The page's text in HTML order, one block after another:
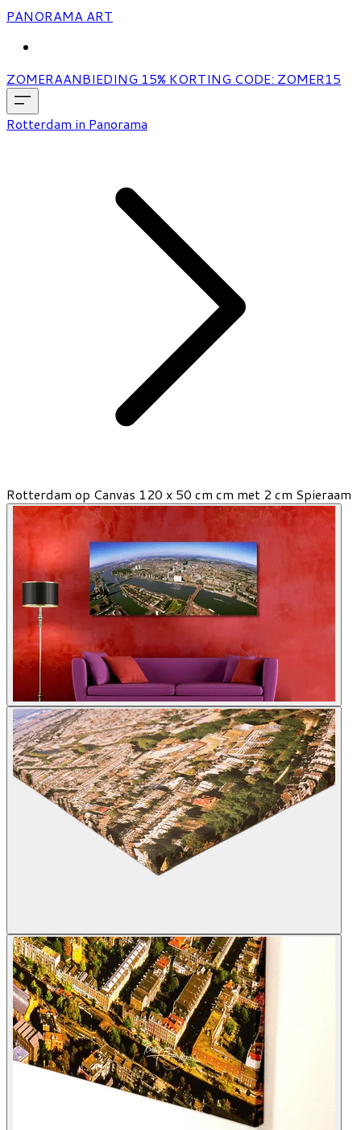
PANORAMA ART
ZOMERAANBIEDING 15% KORTING CODE: ZOMER15
Rotterdam in Panorama
Rotterdam op Canvas 120 x 50 cm cm met 2 cm Spieraam